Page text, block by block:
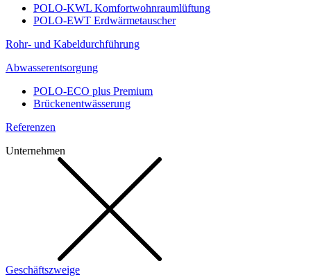
POLO-KWL Komfortwohnraumlüftung
POLO-EWT Erdwärmetauscher
Rohr- und Kabeldurchführung
Abwasserentsorgung
POLO-ECO plus Premium
Brückenentwässerung
Referenzen
Unternehmen
Geschäftszweige